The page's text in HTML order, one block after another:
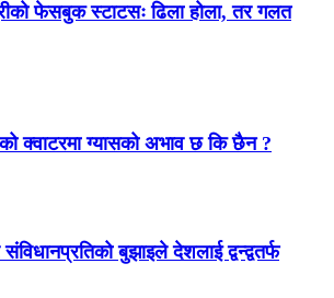
फेसबुक स्टाटसः ढिला होला, तर गलत
क्वाटरमा ग्यासको अभाव छ कि छैन ?
बुझाइले देशलाई द्वन्द्वतर्फ